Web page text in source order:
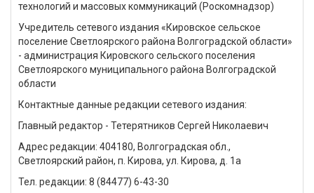
технологий и массовых коммуникаций (Роскомнадзор)
Учредитель сетевого издания «Кировское сельское
поселение Светлоярского района Волгоградской области»
- администрация Кировского сельского поселения
Светлоярского муниципального района Волгоградской
области
Контактные данные редакции сетевого издания:
Главный редактор - Тетерятников Сергей Николаевич
Адрес редакции: 404180, Волгоградская обл.,
Светлоярский район, п. Кирова, ул. Кирова, д. 1а
Тел. редакции: 8 (84477) 6-43-30